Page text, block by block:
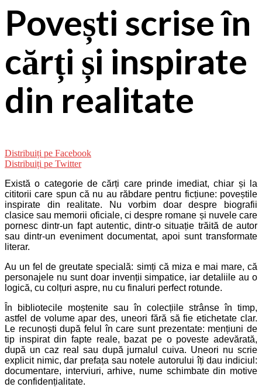
Povești scrise în
cărți și inspirate
din realitate
Distribuiți pe Facebook
Distribuiți pe Twitter
Există o categorie de cărți care prinde imediat, chiar și la
cititorii care spun că nu au răbdare pentru ficțiune: poveștile
inspirate din realitate. Nu vorbim doar despre biografii
clasice sau memorii oficiale, ci despre romane și nuvele care
pornesc dintr-un fapt autentic, dintr-o situație trăită de autor
sau dintr-un eveniment documentat, apoi sunt transformate
literar.
Au un fel de greutate specială: simți că miza e mai mare, că
personajele nu sunt doar invenții simpatice, iar detaliile au o
logică, cu colțuri aspre, nu cu finaluri perfect rotunde.
În bibliotecile moștenite sau în colecțiile strânse în timp,
astfel de volume apar des, uneori fără să fie etichetate clar.
Le recunoști după felul în care sunt prezentate: mențiuni de
tip inspirat din fapte reale, bazat pe o poveste adevărată,
după un caz real sau după jurnalul cuiva. Uneori nu scrie
explicit nimic, dar prefața sau notele autorului îți dau indiciul:
documentare, interviuri, arhive, nume schimbate din motive
de confidențialitate.